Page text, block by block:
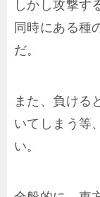
しかし攻撃す
同時にある種
だ。
また、負ける
いてしまう等
い。